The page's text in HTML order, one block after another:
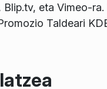
eta Vimeo-
Taldeari